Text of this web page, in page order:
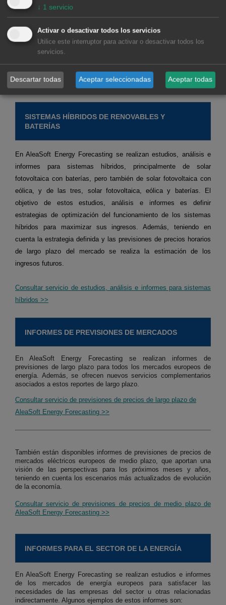
mercados spot y de
futuros.Solicitar grabación >>
Previsiones de medio plazo y estocasticidad para agentes
que operan en los
mercados spot y futuros.
Alea Energy DataBase (AleaApp)
visualización y análisis de
datos relacionados con los mercados de energía.
Solicitar
SISTEMAS HÍBRIDOS DE RENOVABLES Y
BATERÍAS
En AleaSoft Energy Forecasting se realizan estudios, análisis e
informes para sistemas híbridos, principalmente de solar
fotovoltaica con baterías, pero también de solar fotovoltaica con
eólica, y de las tres, solar fotovoltaica, eólica y baterías. El
objetivo de estos estudios, análisis e informes es definir
estrategias de optimización del funcionamiento de los sistemas
híbridos para maximizar sus ingresos. Además, teniendo en
cuenta la estrategia definida y las previsiones de precios horarios
de largo plazo del mercado se realiza la estimación de los
ingresos futuros.
Consultar servicio de estudios, análisis e informes para sistemas
híbridos >>
INFORMES DE PREVISIONES DE MERCADOS
En AleaSoft Energy Forecasting se realizan informes de
previsiones de largo plazo para todos los mercados europeos de
energía. Además, se ofrecen nuevos servicios complementarios
asociados a estos reportes de largo plazo.
Consultar servicio de previsiones de precios de largo plazo de
AleaSoft Energy Forecasting >>
También están disponibles informes de previsiones de precios de
mercados eléctricos europeos de medio plazo, que aportan una
visión de las perspectivas para los próximos meses y años,
teniendo en cuenta los escenarios más actualizados de evolución
de la economía.
Consultar servicio de previsiones de precios de medio plazo de
AleaSoft Energy Forecasting >>
INFORMES PARA EL SECTOR DE LA ENERGÍA
En AleaSoft Energy Forecasting se realizan estudios e informes
de los mercados de energía europeos para satisfacer las
necesidades de las empresas del sector u otras relacionadas
indirectamente. Algunos ejemplos de estos informes son:
↓ 1 servicio
Activar o desactivar todos los servicios
Utilice este interruptor para activar o desactivar todos los
servicios.
Descartar todas Aceptar seleccionadas Aceptar todas